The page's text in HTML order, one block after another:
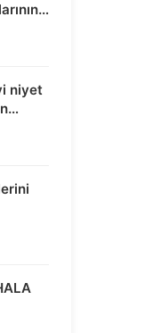
niyet